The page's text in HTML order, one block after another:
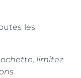
les
limitez